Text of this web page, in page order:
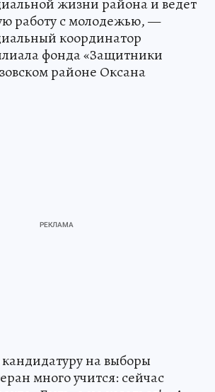
жизни района и ведет
работу с молодежью, —
координатор
фонда «Защитники
районе Оксана
на выборы
много учится: сейчас